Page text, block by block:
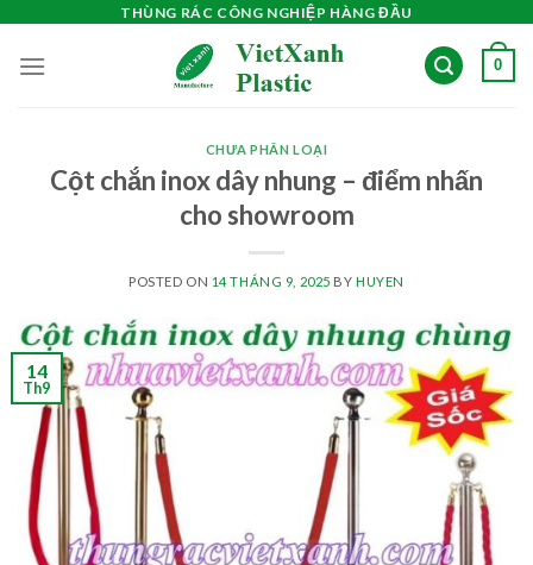
content
THÙNG RÁC CÔNG NGHIỆP HÀNG ĐẦU
0
CHƯA PHÂN LOẠI
Cột chắn inox dây nhung – điểm nhấn
cho showroom
POSTED ON 14 THÁNG 9, 2025 BY HUYEN
14
Th9